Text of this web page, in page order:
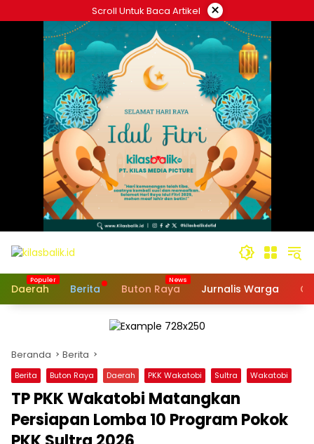
ke
Scroll Untuk Baca Artikel ×
Daerah Berita Buton Raya Jurnalis Warga
Beranda Berita
Berita Buton Raya Daerah PKK Wakatobi Sultra Wakatobi
TP PKK Wakatobi Matangkan
Persiapan Lomba 10 Program Pokok